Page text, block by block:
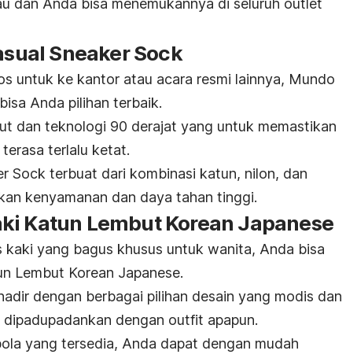
dan Anda bisa menemukannya di seluruh outlet
Sneaker Sock
untuk ke kantor atau acara resmi lainnya, Mundo
Anda pilihan terbaik.
dan teknologi 90 derajat yang untuk memastikan
terlalu ketat.
Sock terbuat dari kombinasi katun, nilon, dan
kenyamanan dan daya tahan tinggi.
Katun Lembut Korean Japanese
kaki yang bagus khusus untuk wanita, Anda bisa
Lembut Korean Japanese.
dengan berbagai pilihan desain yang modis dan
dengan outfit apapun.
yang tersedia, Anda dapat dengan mudah